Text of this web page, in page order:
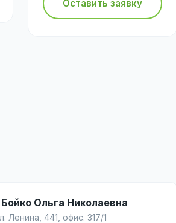
Оставить заявку
Ольга Николаевна
Ленина, 441, офис. 317/1